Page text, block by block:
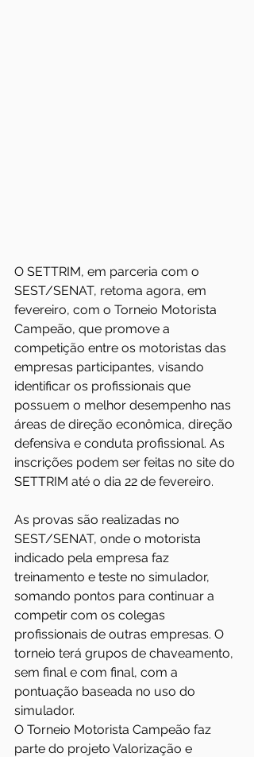
O SETTRIM, em parceria com o
SEST/SENAT, retoma agora, em
fevereiro, com o Torneio Motorista
Campeão, que promove a
competição entre os motoristas das
empresas participantes, visando
identificar os profissionais que
possuem o melhor desempenho nas
áreas de direção econômica, direção
defensiva e conduta profissional. As
inscrições podem ser feitas no site do
SETTRIM até o dia 22 de fevereiro.
As provas são realizadas no
SEST/SENAT, onde o motorista
indicado pela empresa faz
treinamento e teste no simulador,
somando pontos para continuar a
competir com os colegas
profissionais de outras empresas. O
torneio terá grupos de chaveamento,
sem final e com final, com a
pontuação baseada no uso do
simulador.
O Torneio Motorista Campeão faz
parte do projeto Valorização e